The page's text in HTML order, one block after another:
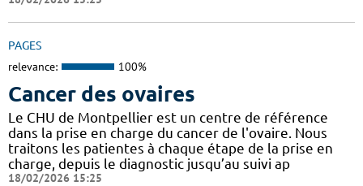
PAGES
relevance: 100%
Cancer des ovaires
Le CHU de Montpellier est un centre de référence
dans la prise en charge du cancer de l'ovaire. Nous
traitons les patientes à chaque étape de la prise en
charge, depuis le diagnostic jusqu’au suivi ap
18/02/2026 15:25